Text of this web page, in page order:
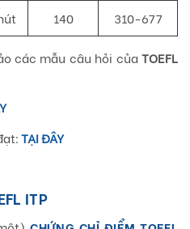
140 310-677
các mẫu câu hỏi củaTOEFL
TẠI ĐÂY
ITP